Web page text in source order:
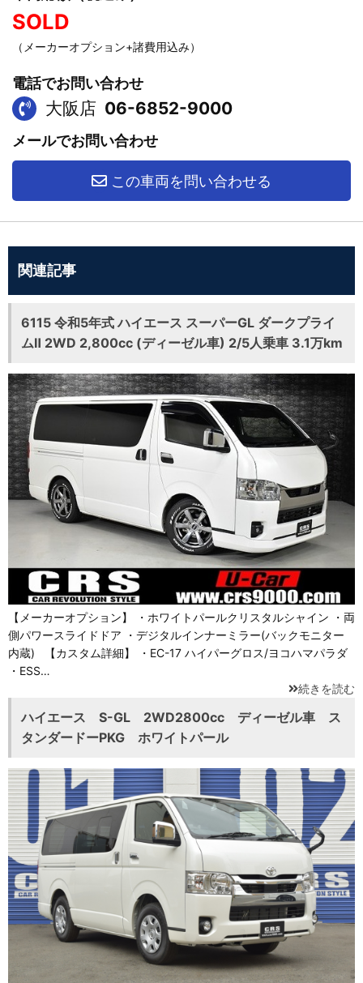
SOLD
（メーカーオプション+諸費用込み）
電話でお問い合わせ
大阪店 06-6852-9000
メールでお問い合わせ
この車両を問い合わせる
関連記事
6115 令和5年式 ハイエース スーパーGL ダークプライ
ムⅡ 2WD 2,800cc (ディーゼル車) 2/5人乗車 3.1万km
【メーカーオプション】 ・ホワイトパールクリスタルシャイン ・両
側パワースライドドア ・デジタルインナーミラー(バックモニター
内蔵) 【カスタム詳細】 ・EC-17 ハイパーグロス/ヨコハマパラダ
・ESS…
続きを読む
ハイエース S-GL 2WD2800cc ディーゼル車 ス
タンダードーPKG ホワイトパール